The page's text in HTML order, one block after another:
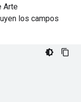
Arte
los campos